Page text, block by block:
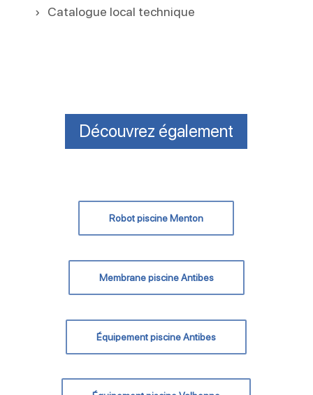
Catalogue local technique
Découvrez également
Robot piscine Menton
Membrane piscine Antibes
Équipement piscine Antibes